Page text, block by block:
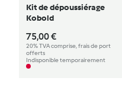
Kit de dépoussiérage
Kobold
75,00 €
20% TVA comprise, frais de port
offerts
Indisponible temporairement